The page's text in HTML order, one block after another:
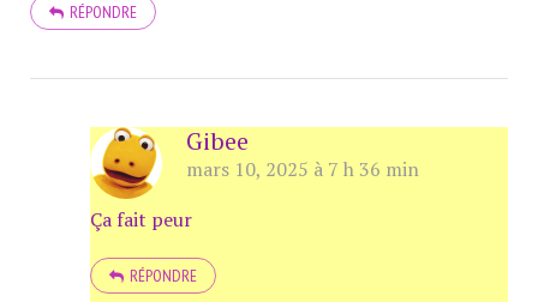
RÉPONDRE
Gibee
mars 10, 2025 à 7 h 36 min
Ça fait peur
RÉPONDRE